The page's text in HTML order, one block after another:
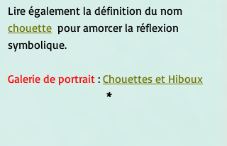
Lire également la définition du nom
chouette
  pour amorcer la réflexion
symbolique.
Galerie de portrait : Chouettes et Hiboux
*